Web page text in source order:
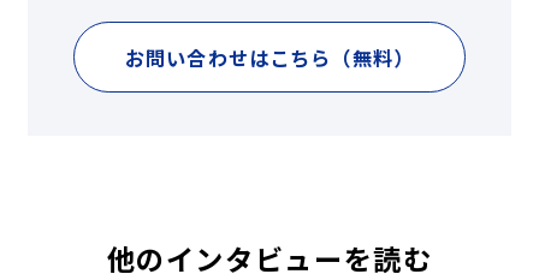
お問い合わせはこちら（無料）
他のインタビューを読む